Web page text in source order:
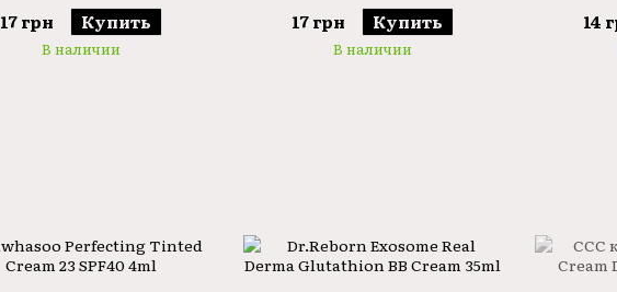
17 грн
Купить
В наличии
17 грн
Купить
В наличии
14